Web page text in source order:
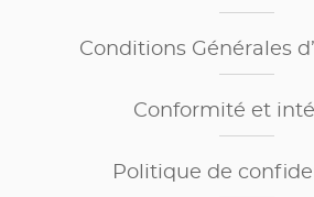
Conditions Générales
Conformité et
Politique de